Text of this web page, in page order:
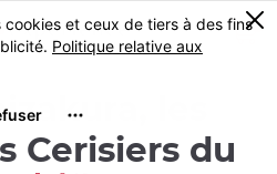
0
les
Cerisiers du